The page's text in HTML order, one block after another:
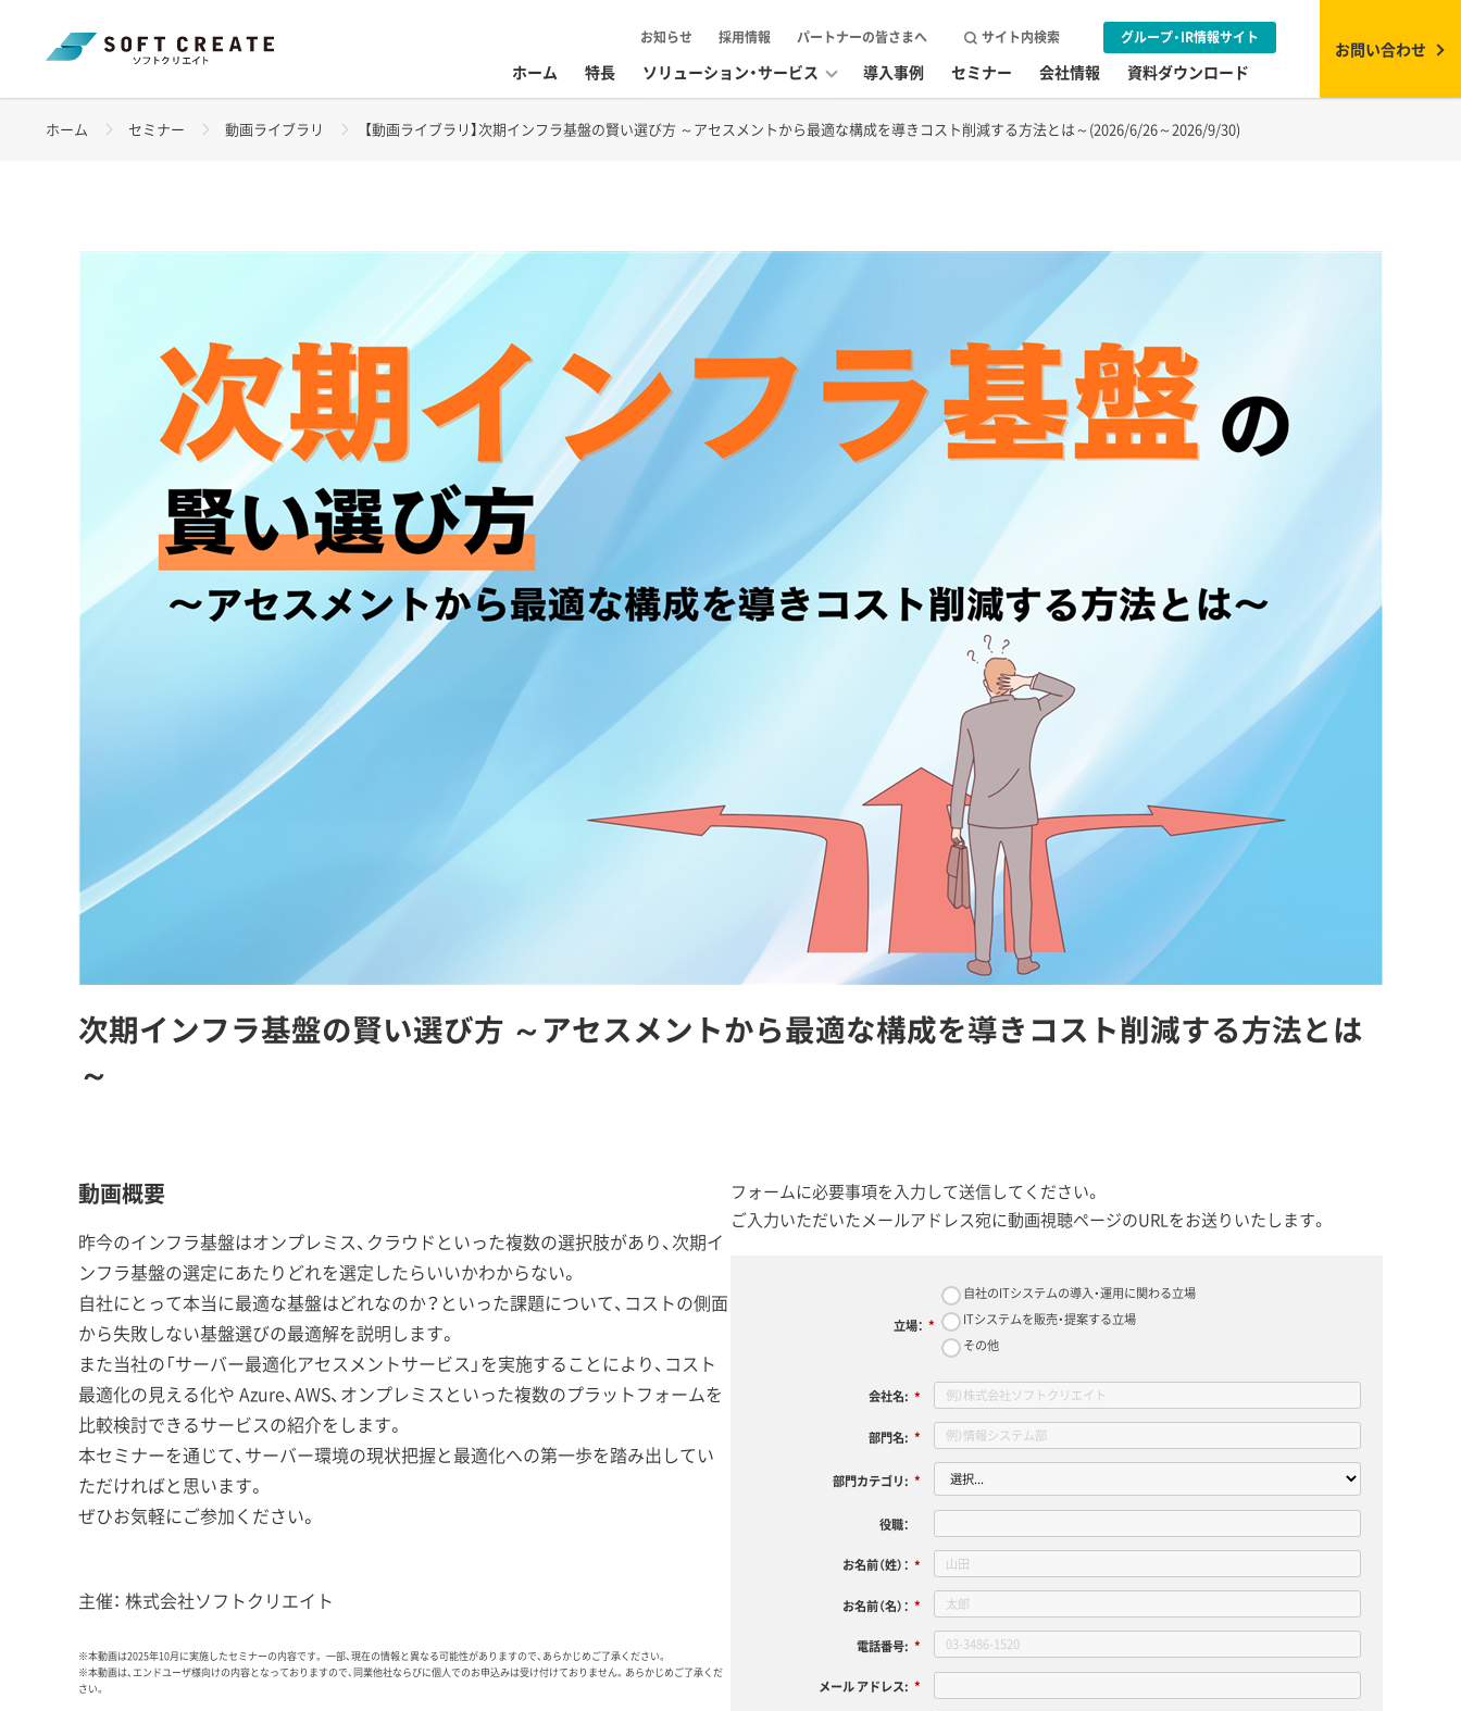
ホーム 特長 ソリューション・サービス 導入事例 セミナー 会社情報 資料ダウンロード
お知らせ 採用情報 パートナーの皆さまへ サイト内検索 グループ・IR情報サイト
お問い合わせ
ホーム セミナー 動画ライブラリ 【動画ライブラリ】次期インフラ基盤の賢い選び方 ～アセスメントから最適な構成を導きコスト削減する方法とは～(2026/6/26～2026/9/30)
次期インフラ基盤の賢い選び方 ～アセスメントから最適な構成を導きコスト削減する方法とは
～
動画概要
昨今のインフラ基盤はオンプレミス、クラウドといった複数の選択肢があり、次期イ
ンフラ基盤の選定にあたりどれを選定したらいいかわからない。
自社にとって本当に最適な基盤はどれなのか？といった課題について、コストの側面
から失敗しない基盤選びの最適解を説明します。
また当社の「サーバー最適化アセスメントサービス」を実施することにより、コスト
最適化の見える化や Azure、AWS、オンプレミスといった複数のプラットフォームを
比較検討できるサービスの紹介をします。
本セミナーを通じて、サーバー環境の現状把握と最適化への第一歩を踏み出してい
ただければと思います。
ぜひお気軽にご参加ください。
主催： 株式会社ソフトクリエイト
※本動画は2025年10月に実施したセミナーの内容です。 一部、現在の情報と異なる可能性がありますので、あらかじめご了承ください。
※本動画は、エンドユーザ様向けの内容となっておりますので、同業他社ならびに個人でのお申込みは受け付けておりません。あらかじめご了承くだ
さい。
フォームに必要事項を入力して送信してください。
ご入力いただいたメールアドレス宛に動画視聴ページのURLをお送りいたします。
*
立場：
自社のITシステムの導入・運用に関わる立場
ITシステムを販売・提案する立場
その他
*
会社名:
*
部門名:
*
部門カテゴリ:
役職：
*
お名前（姓）：
*
お名前（名）：
*
電話番号:
*
メール アドレス: